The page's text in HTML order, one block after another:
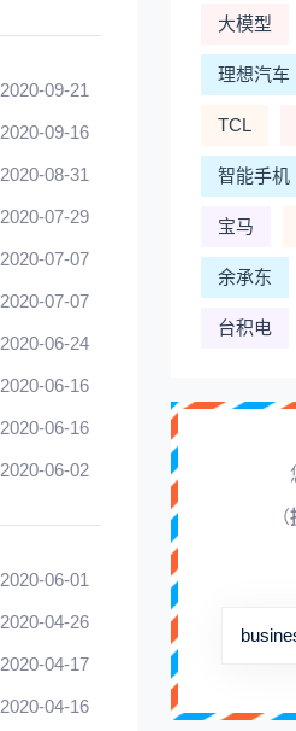
2020-09-21
2020-09-16
2020-08-31
2020-07-29
2020-07-07
2020-07-07
2020-06-24
2020-06-16
2020-06-16
2020-06-02
2020-06-01
2020-04-26
2020-04-17
2020-04-16
大模型
理想汽车
TCL
智能手机
宝马
余承东
台积电
（